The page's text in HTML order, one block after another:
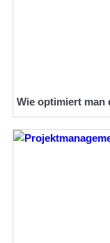
Wie optimiert man